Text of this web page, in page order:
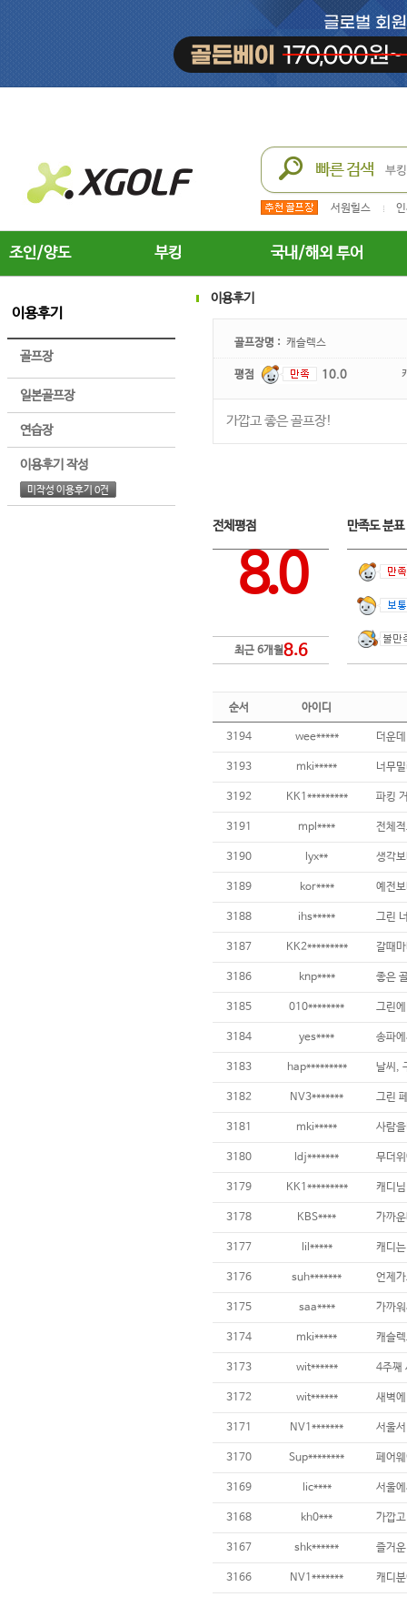
서원힐스
조인/양도 부킹 국내/해외 투어
이용후기
골프장
일본골프장
연습장
이용후기 작성
미작성 이용후기 0건
이용후기
골프장명 : 캐슬렉스
평점 10.0
가깝고 좋은 골프장!
전체평점
8.0
최근 6개월8.6
만족도 분
순서 아이디
3194 wee*****
3193 mki***** 너무
3192 KK1*********
3191 mpl****
3190 lyx** 생각
3189 kor****
3188 ihs*****
3187 KK2*********
3186 knp****
3185 010********
3184 yes****
3183 hap********* 날씨,
3182 NV3*******
3181 mki*****
3180 ldj*******
3179 KK1*********
3178 KBS****
3177 lil*****
3176 suh*******
3175 saa****
3174 mki*****
3173 wit******
3172 wit******
3171 NV1*******
3170 Sup******** 페어
3169 lic****
3168 kh0*** 가깝
3167 shk******
3166 NV1*******